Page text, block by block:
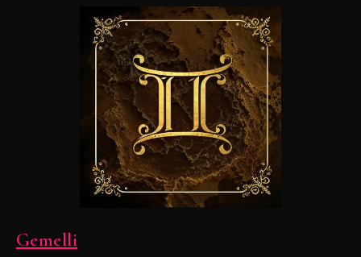
Gemelli